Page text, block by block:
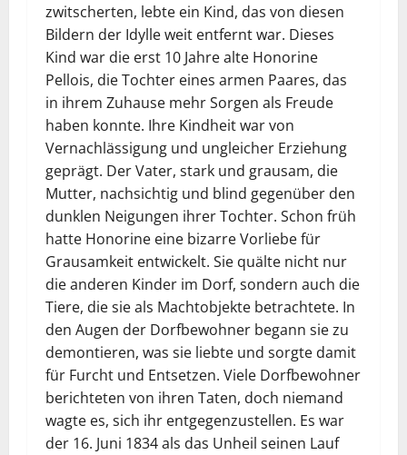
zwitscherten, lebte ein Kind, das von diesen
Bildern der Idylle weit entfernt war. Dieses
Kind war die erst 10 Jahre alte Honorine
Pellois, die Tochter eines armen Paares, das
in ihrem Zuhause mehr Sorgen als Freude
haben konnte. Ihre Kindheit war von
Vernachlässigung und ungleicher Erziehung
geprägt. Der Vater, stark und grausam, die
Mutter, nachsichtig und blind gegenüber den
dunklen Neigungen ihrer Tochter. Schon früh
hatte Honorine eine bizarre Vorliebe für
Grausamkeit entwickelt. Sie quälte nicht nur
die anderen Kinder im Dorf, sondern auch die
Tiere, die sie als Machtobjekte betrachtete. In
den Augen der Dorfbewohner begann sie zu
demontieren, was sie liebte und sorgte damit
für Furcht und Entsetzen. Viele Dorfbewohner
berichteten von ihren Taten, doch niemand
wagte es, sich ihr entgegenzustellen. Es war
der 16. Juni 1834 als das Unheil seinen Lauf